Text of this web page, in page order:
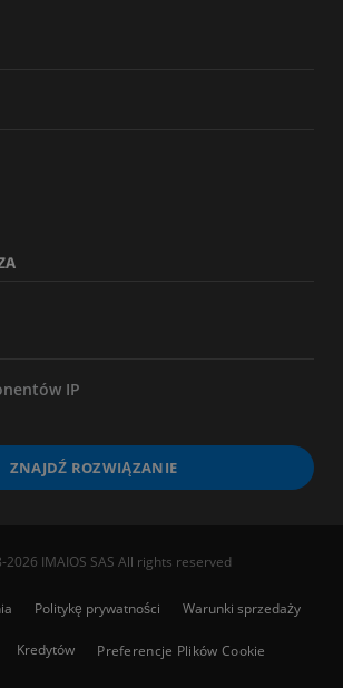
IP
ZNAJDŹ ROZWIĄZANIE
IMAIOS SAS All rights reserved
Politykę prywatności Warunki sprzedaży
Kredytów Preferencje Plików Cookie